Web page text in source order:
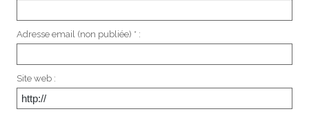
Adresse email (non publiée) * :
Site web :